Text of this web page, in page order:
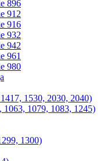
896
912
916
932
942
961
980
1530, 2030, 2040)
1063, 1079, 1083, 1245)
1300)